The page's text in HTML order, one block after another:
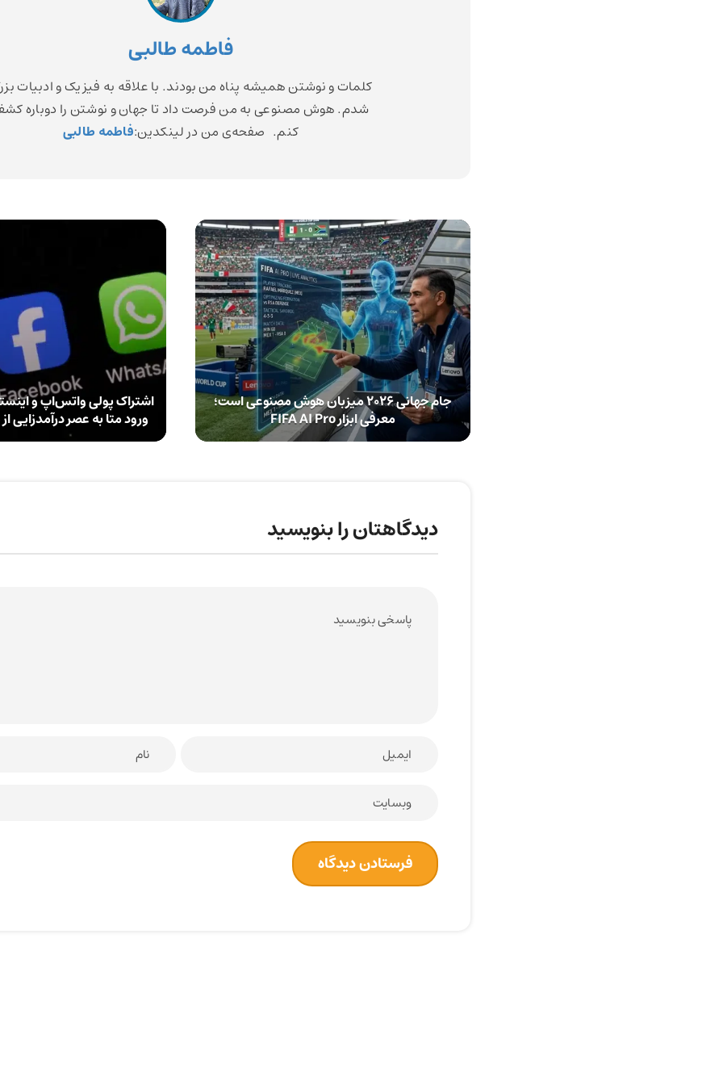
فاطمه طالبی
کلمات و نوشتن همیشه پناه من بودند. با علاقه به فیزیک و ادبیات
شدم. هوش مصنوعی به من فرصت داد تا جهان و نوشتن را دوباره
کنم. صفحه‌ی من در لینکدین:فاطمه طالبی
اشتراک پولی واتس‌اپ و
ورود متا به عصر درآمدزایی
جام جهانی ۲۰۲۶ میزبان هوش مصنوعی است؛
معرفی ابزار FIFA AI Pro
دیدگاهتان را بنویسید